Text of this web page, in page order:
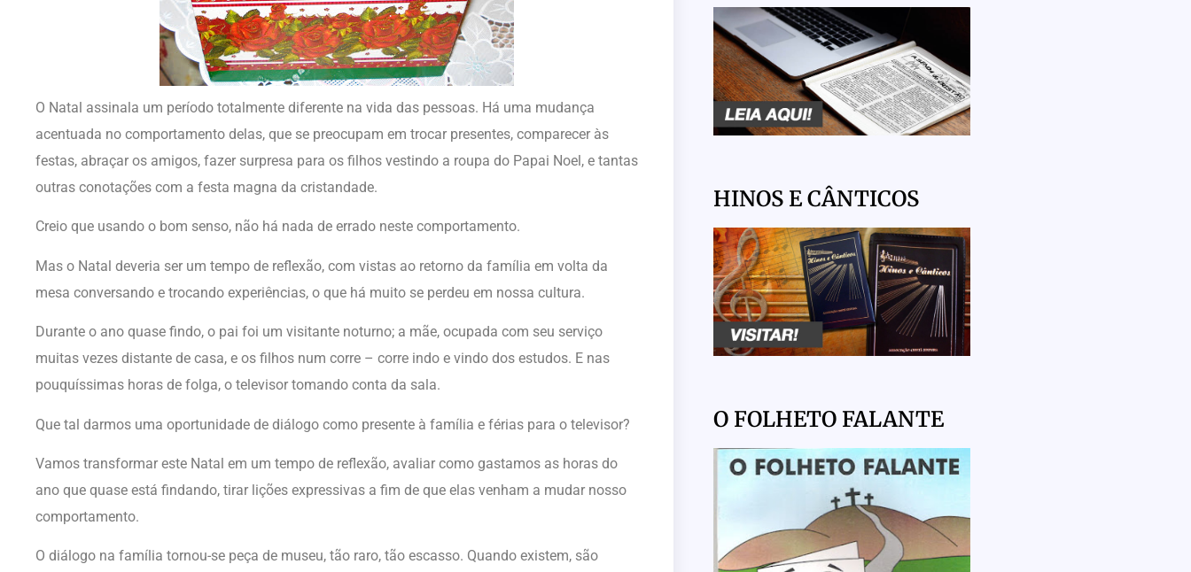
O Natal assinala um período totalmente diferente na vida das pessoas. Há uma mudança
acentuada no comportamento delas, que se preocupam em trocar presentes, comparecer às
festas, abraçar os amigos, fazer surpresa para os filhos vestindo a roupa do Papai Noel, e tantas
outras conotações com a festa magna da cristandade.
Creio que usando o bom senso, não há nada de errado neste comportamento.
Mas o Natal deveria ser um tempo de reflexão, com vistas ao retorno da família em volta da
mesa conversando e trocando experiências, o que há muito se perdeu em nossa cultura.
Durante o ano quase findo, o pai foi um visitante noturno; a mãe, ocupada com seu serviço
muitas vezes distante de casa, e os filhos num corre – corre indo e vindo dos estudos. E nas
pouquíssimas horas de folga, o televisor tomando conta da sala.
Que tal darmos uma oportunidade de diálogo como presente à família e férias para o televisor?
Vamos transformar este Natal em um tempo de reflexão, avaliar como gastamos as horas do
ano que quase está findando, tirar lições expressivas a fim de que elas venham a mudar nosso
comportamento.
O diálogo na família tornou-se peça de museu, tão raro, tão escasso. Quando existem, são
HINOS E CÂNTICOS
O FOLHETO FALANTE